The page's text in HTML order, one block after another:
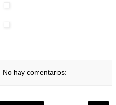
No hay comentarios: